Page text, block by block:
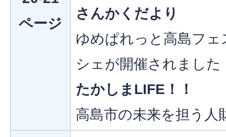
ページ
さんかくだより
ゆめぱれっと高島フ
シェが開催されました
たかしまLIFE！！
高島市の未来を担う人